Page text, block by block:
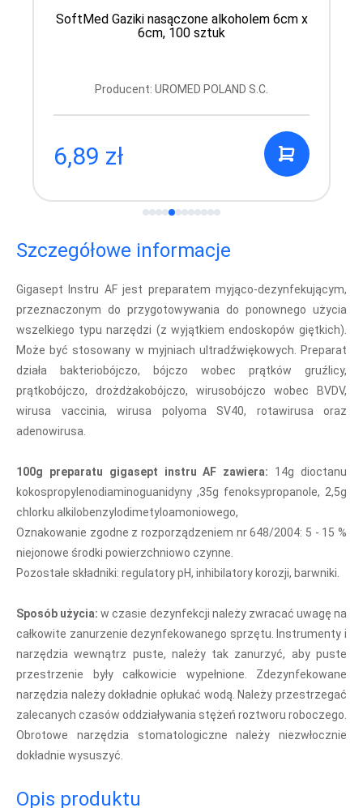
SoftMed Gaziki nasączone alkoholem 6cm x
6cm, 100 sztuk
Producent: UROMED POLAND S.C.
6,89 zł
Szczegółowe informacje
Gigasept Instru AF jest preparatem myjąco-dezynfekującym,
przeznaczonym do przygotowywania do ponownego użycia
wszelkiego typu narzędzi (z wyjątkiem endoskopów giętkich).
Może być stosowany w myjniach ultradźwiękowych. Preparat
działa bakteriobójczo, bójczo wobec prątków gruźlicy,
prątkobójczo, drożdżakobójczo, wirusobójczo wobec BVDV,
wirusa vaccinia, wirusa polyoma SV40, rotawirusa oraz
adenowirusa.
100g preparatu gigasept instru AF zawiera: 14g dioctanu
kokospropylenodiaminoguanidyny ,35g fenoksypropanole, 2,5g
chlorku alkilobenzylodimetyloamoniowego,
Oznakowanie zgodne z rozporządzeniem nr 648/2004: 5 - 15 %
niejonowe środki powierzchniowo czynne.
Pozostałe składniki: regulatory pH, inhibilatory korozji, barwniki.
Sposób użycia: w czasie dezynfekcji należy zwracać uwagę na
całkowite zanurzenie dezynfekowanego sprzętu. Instrumenty i
narzędzia wewnątrz puste, należy tak zanurzyć, aby puste
przestrzenie były całkowicie wypełnione. Zdezynfekowane
narzędzia należy dokładnie opłukać wodą. Należy przestrzegać
zalecanych czasów oddziaływania stężeń roztworu roboczego.
Obrotowe narzędzia stomatologiczne należy niezwłocznie
dokładnie wysuszyć.
Opis produktu